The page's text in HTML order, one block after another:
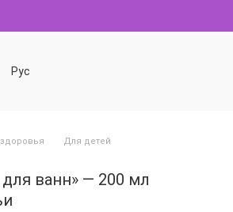
Рус
Для детей
ванн» — 200 мл